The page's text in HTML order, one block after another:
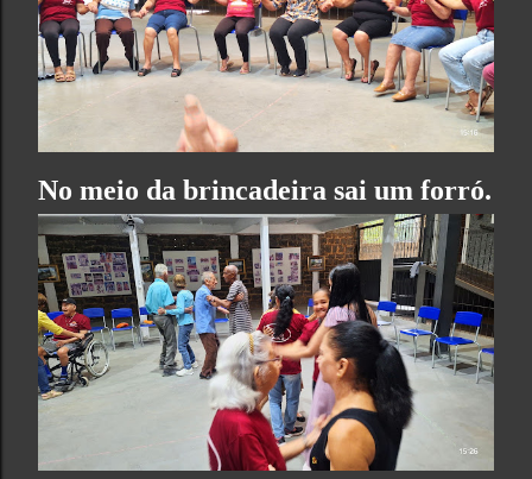
No meio da brincadeira sai um forró.